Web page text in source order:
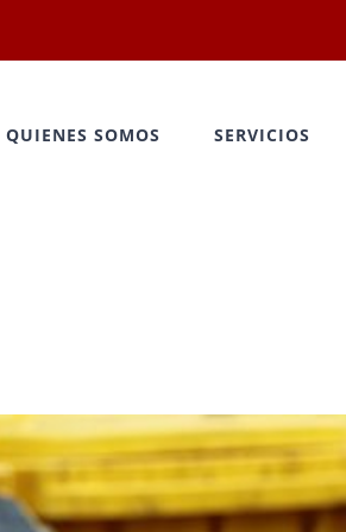
QUIENES SOMOS SERVICIOS